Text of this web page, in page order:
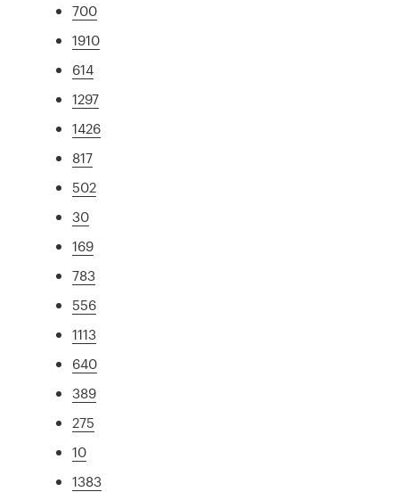
700
1910
614
1297
1426
817
502
30
169
783
556
1113
640
389
275
10
1383